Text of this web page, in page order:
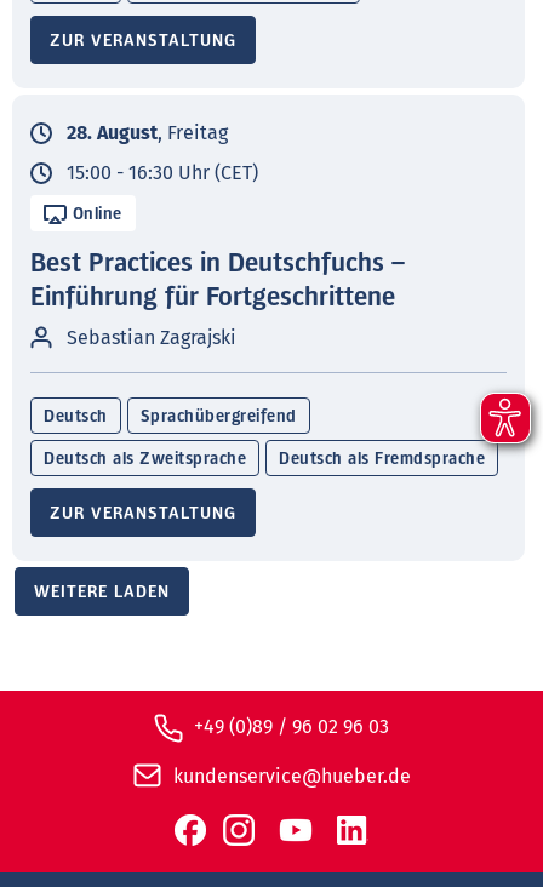
ZUR VERANSTALTUNG
28. August, Freitag
15:00 - 16:30 Uhr (CET)
Online
Best Practices in Deutschfuchs –
Einführung für Fortgeschrittene
Sebastian Zagrajski
Deutsch Sprachübergreifend
Deutsch als Zweitsprache Deutsch als Fremdsprache
ZUR VERANSTALTUNG
WEITERE LADEN
+49 (0)89 / 96 02 96 03
kundenservice@hueber.de